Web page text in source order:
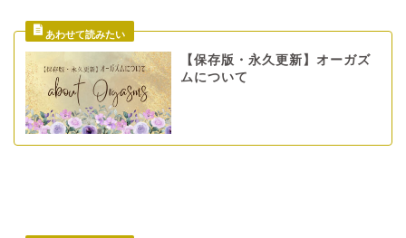
【保存版・永久更新】オーガズ
ムについて